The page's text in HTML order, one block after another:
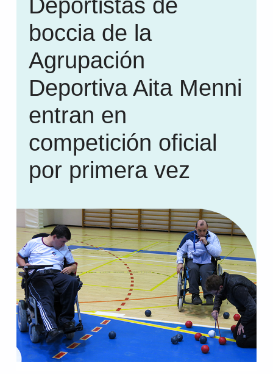
Deportistas de
boccia de la
Agrupación
Deportiva Aita Menni
entran en
competición oficial
por primera vez